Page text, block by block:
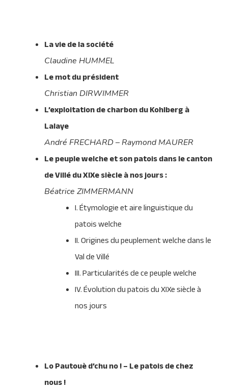
La vie de la société
Claudine HUMMEL
Le mot du président
Christian DIRWIMMER
L’exploitation de charbon du Kohlberg à
Lalaye
André FRECHARD – Raymond MAURER
Le peuple welche et son patois dans le canton
de Villé du XIXe siècle à nos jours :
Béatrice ZIMMERMANN
I. Étymologie et aire linguistique du
patois welche
II. Origines du peuplement welche dans le
Val de Villé
III. Particularités de ce peuple welche
IV. Évolution du patois du XIXe siècle à
nos jours
Lo Pautouè d’chu no ! – Le patois de chez
nous !